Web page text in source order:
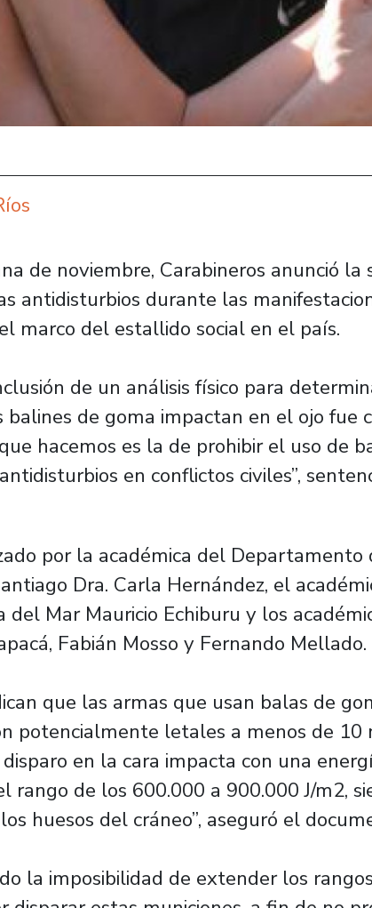
de noviembre, Carabineros anunció la
antidisturbios durante las
marco del estallido social en el país.
de un análisis físico para
de goma impactan en el ojo fue
hacemos es la de prohibir el uso de
en conflictos civiles”,
por la académica del Departamento
Dra. Carla Hernández, el
del Mar Mauricio Echiburu y los
Fabián Mosso y Fernando Mellado.
que las armas que usan balas de
potencialmente letales a menos de 10
en la cara impacta con una
rango de los 600.000 a 900.000 J/m2,
huesos del cráneo”, aseguró el
la imposibilidad de extender los